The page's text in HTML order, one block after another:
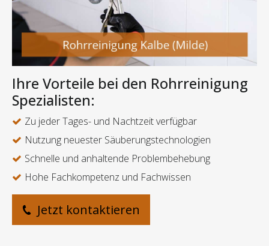
Ihre Vorteile bei den Rohrreinigung
Spezialisten:
Zu jeder Tages- und Nachtzeit verfügbar
Nutzung neuester Säuberungstechnologien
Schnelle und anhaltende Problembehebung
Hohe Fachkompetenz und Fachwissen
Jetzt kontaktieren